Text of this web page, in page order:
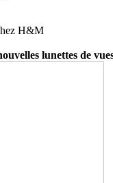
H&M
lunettes de